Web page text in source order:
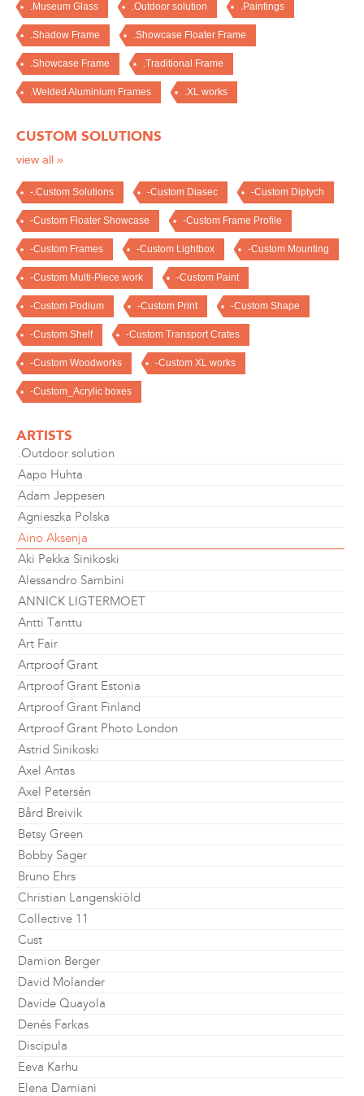
.Museum Glass .Outdoor solution .Paintings
.Shadow Frame .Showcase Floater Frame
.Showcase Frame .Traditional Frame
.Welded Aluminium Frames .XL works
CUSTOM SOLUTIONS
view all »
-.Custom Solutions -Custom Diasec -Custom Diptych
-Custom Floater Showcase -Custom Frame Profile
-Custom Frames -Custom Lightbox -Custom Mounting
-Custom Multi-Piece work -Custom Paint
-Custom Podium -Custom Print -Custom Shape
-Custom Shelf -Custom Transport Crates
-Custom Woodworks -Custom XL works
-Custom_Acrylic boxes
ARTISTS
.Outdoor solution
Aapo Huhta
Adam Jeppesen
Agnieszka Polska
Aino Aksenja
Aki Pekka Sinikoski
Alessandro Sambini
ANNICK LIGTERMOET
Antti Tanttu
Art Fair
Artproof Grant
Artproof Grant Estonia
Artproof Grant Finland
Artproof Grant Photo London
Astrid Sinikoski
Axel Antas
Axel Petersén
Bård Breivik
Betsy Green
Bobby Sager
Bruno Ehrs
Christian Langenskiöld
Collective 11
Cust
Damion Berger
David Molander
Davide Quayola
Denés Farkas
Discipula
Eeva Karhu
Elena Damiani